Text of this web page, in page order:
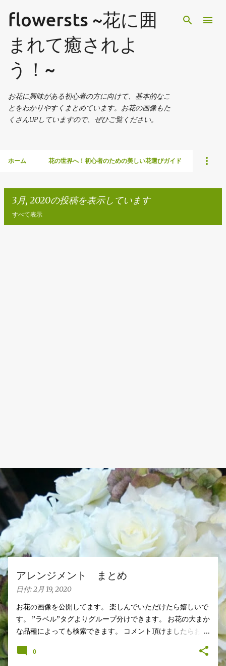
スキップしてメイン コンテンツに移動
flowersts ~花に囲
まれて癒されよ
う！~
お花に興味がある初心者の方に向けて、基本的なこ
とをわかりやすくまとめています。お花の画像もた
くさんUPしていますので、ぜひご覧ください。
ホーム 花の世界へ！初心者のための美しい花選びガイド
3月, 2020の投稿を表示しています
すべて表示
投
アレンジメント まとめ
日付:2月 19, 2020
お花の画像を公開してます。 楽しんでいただけたら嬉しいで
す。 ”ラベル”タグよりグループ分けできます。 お花の大まか
な品種によっても検索できます。 コメント頂けましたらお好
Rose stock Hydrangea バラ（ティネケ） ストック アジサ
0